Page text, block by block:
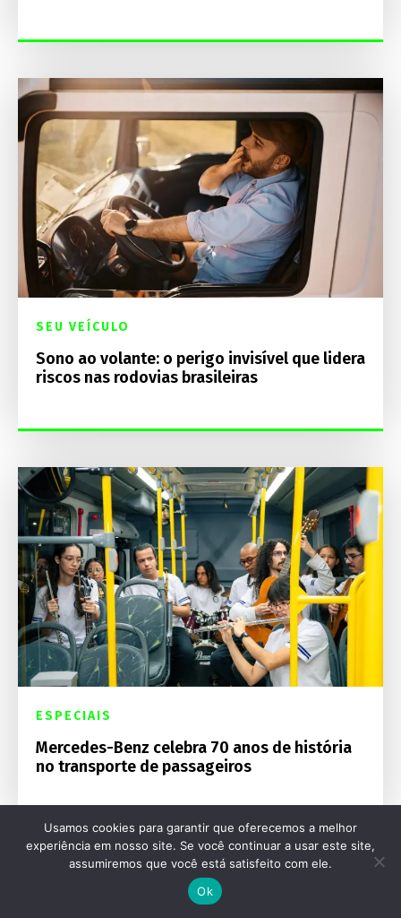
SEU VEÍCULO
Sono ao volante: o perigo invisível que lidera
riscos nas rodovias brasileiras
ESPECIAIS
Mercedes-Benz celebra 70 anos de história
no transporte de passageiros
Usamos cookies para garantir que oferecemos a melhor
experiência em nosso site. Se você continuar a usar este site,
assumiremos que você está satisfeito com ele.
Ok